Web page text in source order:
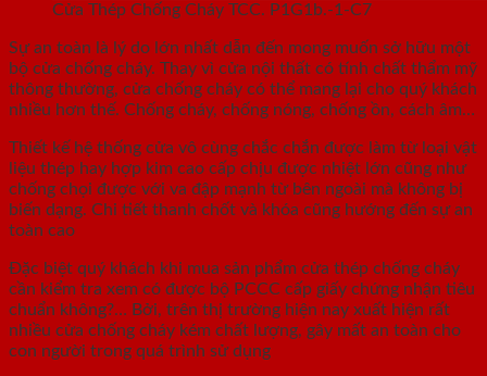
Cửa Thép Chống Cháy TCC. P1G1b.-1-C7
Sự an toàn là lý do lớn nhất dẫn đến mong muốn sở hữu một
bộ cửa chống cháy. Thay vì cửa nội thất có tính chất thẩm mỹ
thông thường, cửa chống cháy có thể mang lại cho quý khách
nhiều hơn thế. Chống cháy, chống nóng, chống ồn, cách âm…
Thiết kế hệ thống cửa vô cùng chắc chắn được làm từ loại vật
liệu thép hay hợp kim cao cấp chịu được nhiệt lớn cũng như
chống chọi được với va đập mạnh từ bên ngoài mà không bị
biến dạng. Chi tiết thanh chốt và khóa cũng hướng đến sự an
toàn cao
Đặc biệt quý khách khi mua sản phẩm cửa thép chống cháy
cần kiểm tra xem có được bộ PCCC cấp giấy chứng nhận tiêu
chuẩn không?… Bởi, trên thị trường hiện nay xuất hiện rất
nhiều cửa chống cháy kém chất lượng, gây mất an toàn cho
con người trong quá trình sử dụng